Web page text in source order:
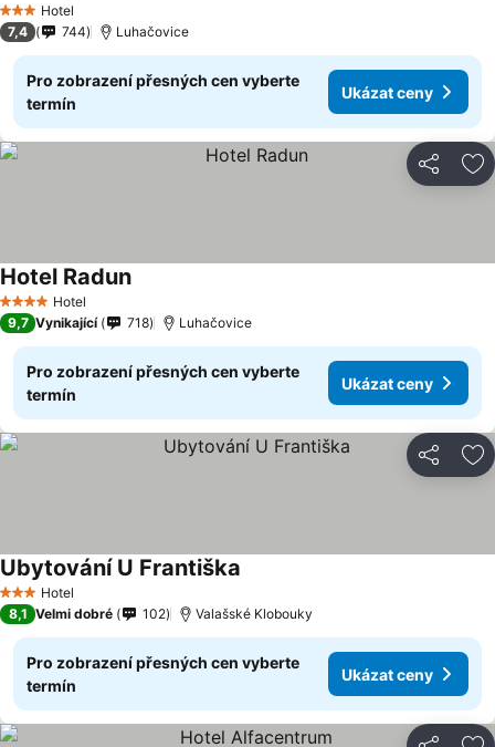
3 Počet hvězdiček
Hotel
7,4 744 Luhačovice
Pro zobrazení přesných cen vyberte
termín
Ukázat ceny
Sdílet
4 Počet hvězdiček
Hotel
Hotel Radun
9,7 Vynikající 718 Luhačovice
Pro zobrazení přesných cen vyberte
termín
Ukázat ceny
Sdílet
3 Počet hvězdiček
Hotel
Ubytování U Františka
8,1 Velmi dobré 102 Valašské Klobouky
Pro zobrazení přesných cen vyberte
termín
Ukázat ceny